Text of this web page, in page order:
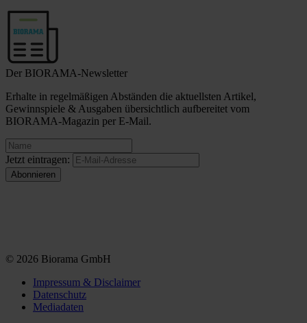
Der BIORAMA-Newsletter
Erhalte in regelmäßigen Abständen die aktuellsten Artikel,
Gewinnspiele & Ausgaben übersichtlich aufbereitet vom
BIORAMA-Magazin per E-Mail.
Jetzt eintragen:
© 2026 Biorama GmbH
Impressum & Disclaimer
Datenschutz
Mediadaten